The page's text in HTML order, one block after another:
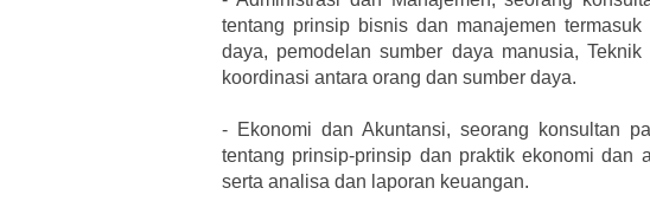
tentang prinsip bisnis dan manajemen
daya, pemodelan sumber daya manusia,
koordinasi antara orang dan sumber daya.
- Ekonomi dan Akuntansi, seorang konsultan
tentang prinsip-prinsip dan praktik ekonomi dan
serta analisa dan laporan keuangan.